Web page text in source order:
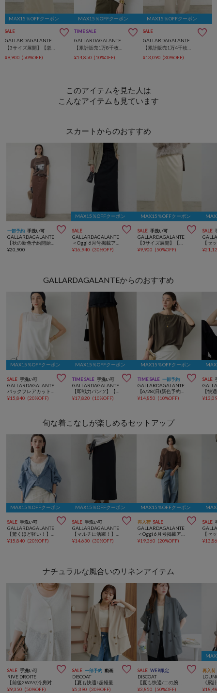
MAX15％OFFクーポン
SALE
GALLARDAGALANTE
¥9,900 (50%OFF)
MAX15％OFFクーポン
TIME SALE
GALLARDAGALANTE
¥14,850 (10%OFF)
MAX15％OFFクーポン
SALE
GALLARDAGALANTE
¥13,090 (30%OFF)
このアイテムを見た人は
こんなアイテムも見ています
スカートからのおすすめ
一部予約 手洗い可 
GALLARDAGALANTE
¥20,900
MAX15％OFFクーポン
SALE 
GALLARDAGALANTE
¥16,940 (30%OFF)
MAX15％OFFクーポン
SALE 手洗い可 
GALLARDAGALANTE
¥9,900 (50%OFF)
SALE
¥
GALLARDAGALANTEからのおすすめ
MAX15％OFFクーポン
SALE 手洗い可 
GALLARDAGALANTE
¥15,840 (20%OFF)
MAX15％OFFクーポン
TIME SALE 手洗い可 
GALLARDAGALANTE
¥17,820 (10%OFF)
MAX15％OFFクーポン
TIME SALE 一部予約 
GALLARDAGALANTE
【6/28(日)新色予約開始】【セットアップ対応】夏に最適！ドルマンジャージープルオーバー
¥14,850 (10%OFF)
SALE
¥
旬な着こなしが楽しめるセットアップ
MAX15％OFFクーポン
SALE 手洗い可 
GALLARDAGALANTE
¥15,840 (20%OFF)
MAX15％OFFクーポン
SALE 手洗い可 
GALLARDAGALANTE
¥14,630 (30%OFF)
MAX15％OFFクーポン
再入荷 SALE 
GALLARDAGALANTE
¥19,360 (20%OFF)
SALE
¥
ナチュラルな風合いのリネンアイテム
SALE 手洗い可 
RIVE DROITE
【前後2WAY/冷房対策/イージーケア】リネンブレンド2WAYカーデ
¥9,350 (50%OFF)
SALE 一部予約 動画 
DISCOAT
【夏も快適♪超軽量◎】ライトテックリネン半袖シャツジャケット
¥5,390 (30%OFF)
SALE WEB限定 
DISCOAT
【夏も快適/二の腕・腰回り着痩せ】リネンライク半袖シャツジャケット《WEB限定》
¥3,850 (50%OFF)
再入荷
¥